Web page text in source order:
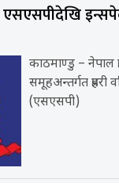
एसएसपीदेखि
काठमाण्डु – नेपाल
समूहअन्तर्गत प्रहरी
(एसएसपी)